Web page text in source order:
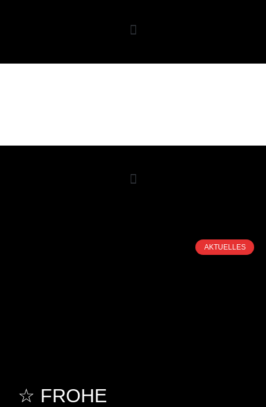
AKTUELLES
☆ FROHE